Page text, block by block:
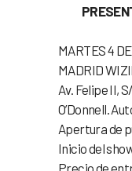
MARTES 4
MADRID
Av. Felipe II,
O’Donnell.
Apertura de
Inicio del
Precio de